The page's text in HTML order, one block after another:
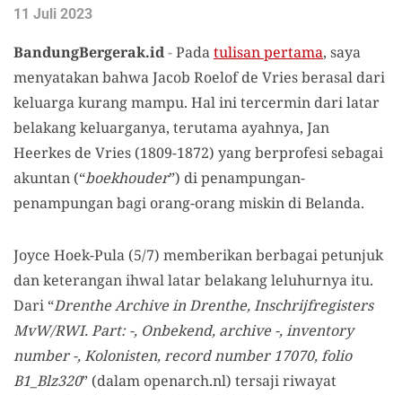
11 Juli 2023
BandungBergerak.id-Padatulisan pertama, saya
menyatakan bahwa Jacob Roelof de Vries berasal dari
keluarga kurang mampu. Hal ini tercermin dari latar
belakang keluarganya, terutama ayahnya, Jan
Heerkes de Vries (1809-1872) yang berprofesi sebagai
akuntan (“boekhouder”) di penampungan-
penampungan bagi orang-orang miskin di Belanda.
Joyce Hoek-Pula (5/7) memberikan berbagai petunjuk
dan keterangan ihwal latar belakang leluhurnya itu.
Dari “Drenthe Archive in Drenthe, Inschrijfregisters
MvW/RWI. Part: -, Onbekend, archive -, inventory
number -, Kolonisten, record number 17070, folio
B1_Blz320” (dalam openarch.nl) tersaji riwayat